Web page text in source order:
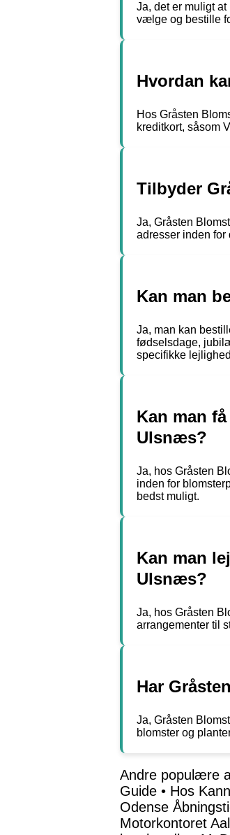
Ja, det er muligt
vælge og bestille
Hvordan
Hos Gråsten
kreditkort, såsom
Tilbyder
Ja, Gråsten
adresser inden for
Kan man
Ja, man kan
fødselsdage,
specifikke
Kan man
Ulsnæs?
Ja, hos Gråsten
inden for
bedst muligt.
Kan man
Ulsnæs?
Ja, hos Gråsten
arrangementer til
Har
Ja, Gråsten
blomster og
Andre populære
Guide • Hos
Odense
Motorkontoret